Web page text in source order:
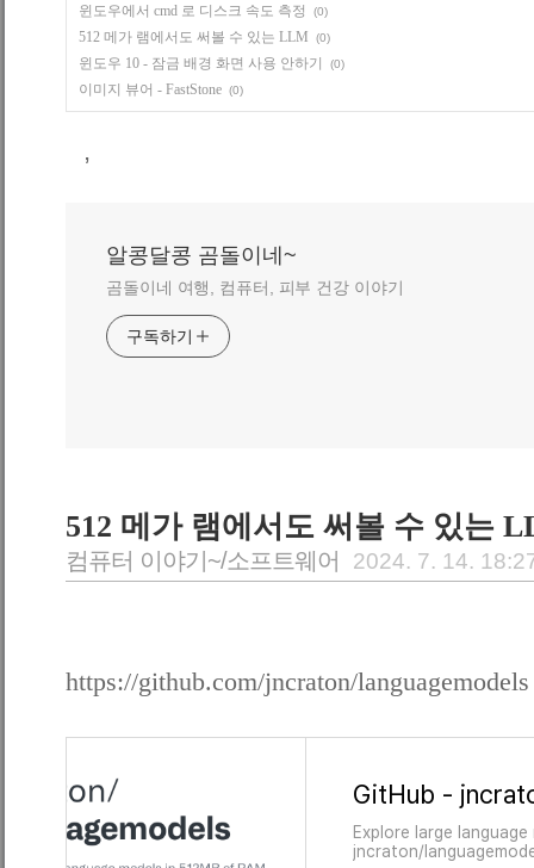
윈도우에서 cmd 로 디스크 속도 측정 (0)
512 메가 램에서도 써볼 수 있는 LLM (0)
윈도우 10 - 잠금 배경 화면 사용 안하기 (0)
이미지 뷰어 - FastStone (0)
,
알콩달콩 곰돌이네~
곰돌이네 여행, 컴퓨터, 피부 건강 이야기
구독하기
512 메가 램에서도 써볼 수 있는
컴퓨터 이야기~/소프트웨어 2024. 7. 14.
https://github.com/jncraton/languagemodels
Explore large
jncraton/